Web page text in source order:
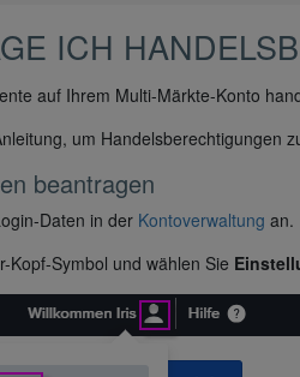
ICH
auf Ihrem Multi-Märkte-Konto
um Handelsberechtigungen
beantragen
Daten in der Kontoverwaltung an.
Kopf-Symbol und wählen Sie